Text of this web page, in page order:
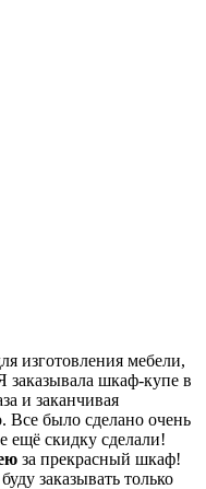
изготовления мебели,
шкаф-купе в
и заканчивая
было сделано очень
ещё скидку сделали!
за прекрасный шкаф!
заказывать только